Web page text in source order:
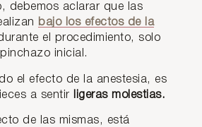
debemos aclarar que las
bajo los efectos de la
el procedimiento, solo
inicial.
el efecto de la anestesia, es
a sentir
ligeras molestias.
de las mismas, está